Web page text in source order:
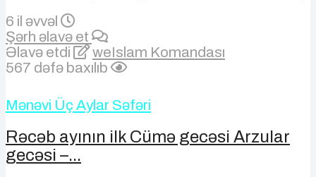
6 il əvvəl
Şərh əlavə et
Əlavə etdi
weIslam Komandası
567 dəfə baxılıb
Mənəvi Üç Aylar Səfəri
Rəcəb ayının ilk Cümə gecəsi Arzular
gecəsi –...